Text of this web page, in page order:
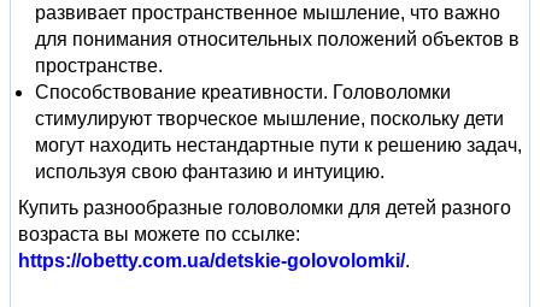
развивает пространственное мышление, что важно
для понимания относительных положений объектов в
пространстве.
Способствование креативности. Головоломки
стимулируют творческое мышление, поскольку дети
могут находить нестандартные пути к решению задач,
используя свою фантазию и интуицию.
Купить разнообразные головоломки для детей разного
возраста вы можете по ссылке:
https://obetty.com.ua/detskie-golovolomki/.